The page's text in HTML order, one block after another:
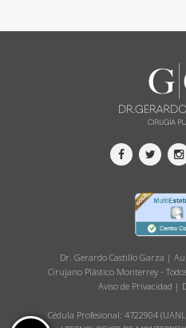
Dr. Gerardo Castillo Garza |
Cirujano Plástico Monterrey -
Aviso de Privacidad |
Cédula Profesional: 4722904